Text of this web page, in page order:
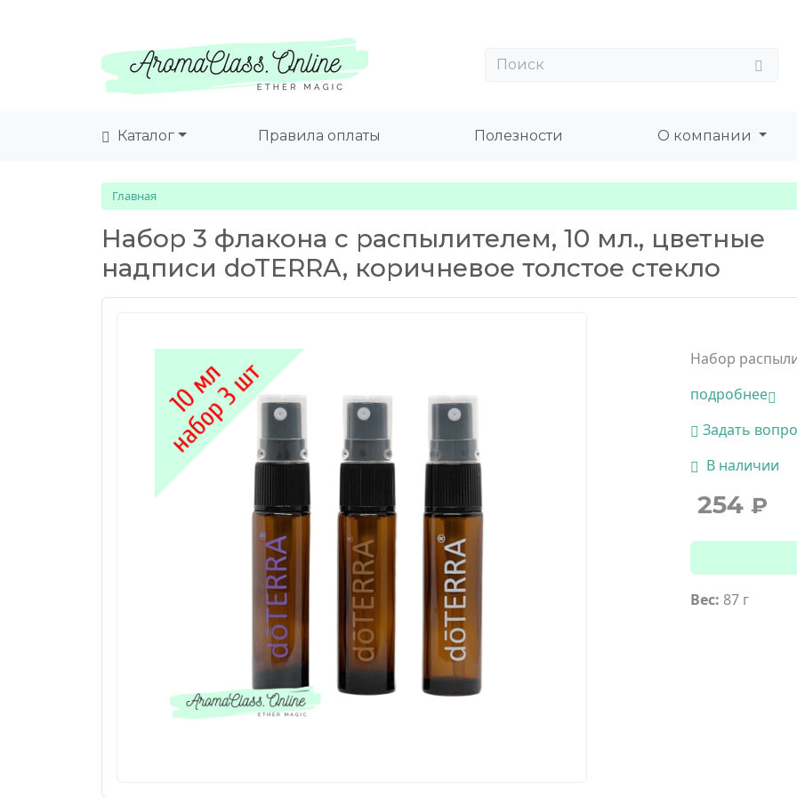
Каталог Правила оплаты Полезности О компании
Главная
Набор 3 флакона с распылителем, 10 мл., цветные
надписи doTERRA, коричневое толстое стекло
Набор
подробнее
Задать
В наличии
254 ₽
Вес: 87 г